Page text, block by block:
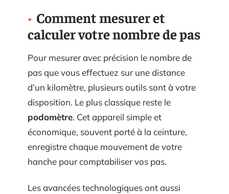
Comment mesurer et
calculer votre nombre de pas
Pour mesurer avec précision le nombre de
pas que vous effectuez sur une distance
d’un kilomètre, plusieurs outils sont à votre
disposition. Le plus classique reste le
podomètre. Cet appareil simple et
économique, souvent porté à la ceinture,
enregistre chaque mouvement de votre
hanche pour comptabiliser vos pas.
Les avancées technologiques ont aussi